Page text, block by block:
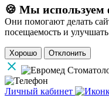
🍪 Мы используем
Они помогают делать
посещаемость и
Хорошо Отклонить
Личный кабинет